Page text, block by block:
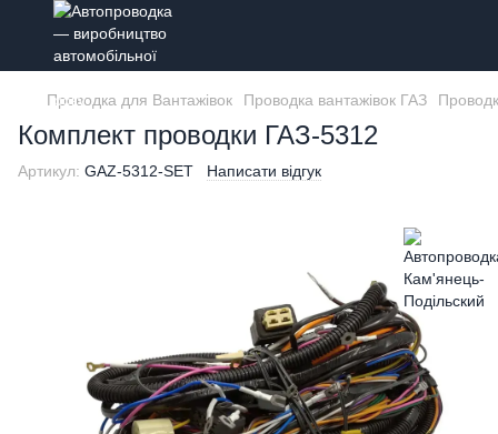
Проводка для Вантажівок Проводка вантажівок ГАЗ
Комплект проводки ГАЗ-5312
Артикул: GAZ-5312-SET Написати відгук